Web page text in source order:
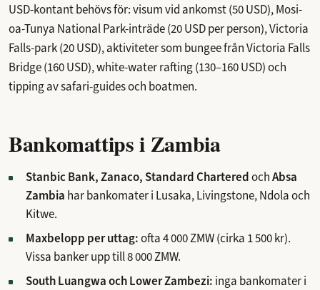
USD-kontant behövs för: visum vid ankomst (50 USD), Mosi-
oa-Tunya National Park-inträde (20 USD per person), Victoria
Falls-park (20 USD), aktiviteter som bungee från Victoria Falls
Bridge (160 USD), white-water rafting (130–160 USD) och
tipping av safari-guides och boatmen.
Bankomattips i Zambia
Stanbic Bank, Zanaco, Standard CharteredochAbsa
Zambia har bankomater i Lusaka, Livingstone, Ndola och
Kitwe.
Maxbelopp per uttag:ofta 4 000 ZMW (cirka 1 500 kr).
Vissa banker upp till 8 000 ZMW.
South Luangwa och Lower Zambezi: inga bankomater i